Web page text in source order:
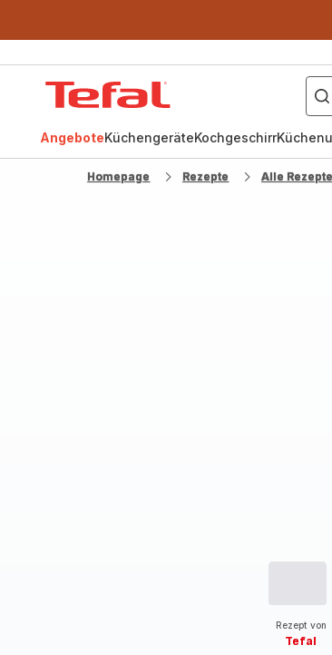
AngeboteKüchengeräteKochgeschirr
Homepage Rezepte Alle Rezepte
Rezept von
Tefal